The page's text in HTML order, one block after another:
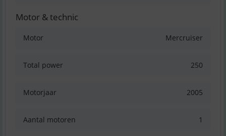
Motor & technic
Motor Mercruiser
Total power 250
Motorjaar 2005
Aantal motoren 1